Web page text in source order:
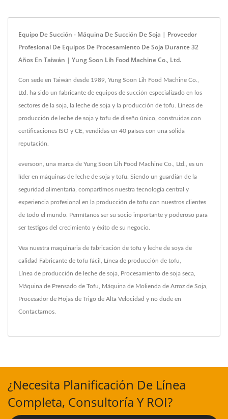
Equipo De Succión - Máquina De Succión De Soja | Proveedor
Profesional De Equipos De Procesamiento De Soja Durante 32
Años En Taiwán | Yung Soon Lih Food Machine Co., Ltd.
Con sede en Taiwán desde 1989, Yung Soon Lih Food Machine Co.,
Ltd. ha sido un fabricante de equipos de succión especializado en los
sectores de la soja, la leche de soja y la producción de tofu. Líneas de
producción de leche de soja y tofu de diseño único, construidas con
certificaciones ISO y CE, vendidas en 40 países con una sólida
reputación.
eversoon, una marca de Yung Soon Lih Food Machine Co., Ltd., es un
líder en máquinas de leche de soja y tofu. Siendo un guardián de la
seguridad alimentaria, compartimos nuestra tecnología central y
experiencia profesional en la producción de tofu con nuestros clientes
de todo el mundo. Permítanos ser su socio importante y poderoso para
ser testigos del crecimiento y éxito de su negocio.
Vea nuestra maquinaria de fabricación de tofu y leche de soya de
calidad Fabricante de tofu fácil Línea de producción de tofu
Línea de producción de leche de soja Procesamiento de soja seca
Máquina de Prensado de Tofu Máquina de Molienda de Arroz de Soja
Procesador de Hojas de Trigo de Alta Velocidad y no dude en
Contactarnos
¿Necesita Planificación De Línea
Completa, Consultoría Y ROI?